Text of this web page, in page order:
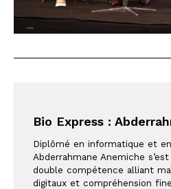
Bio Express :
Diplômé en informatique et
Abderrahmane Anemiche
double compétence alliant
digitaux et compréhension